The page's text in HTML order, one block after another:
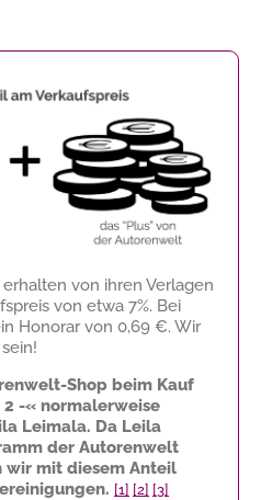
von ihren Verlagen
von etwa 7%. Bei
Honorar von 0,69 €. Wir
Shop beim Kauf
2 -« normalerweise
Leimala. Da Leila
der Autorenwelt
mit diesem Anteil
[1] [2] [3]